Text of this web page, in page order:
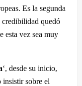
Es la segunda
credibilidad quedó
esta vez sea muy
‘, desde su inicio,
insistir sobre el